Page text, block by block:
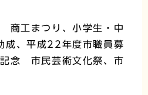
商工まつり、小学生・中
成、平成22年度市職員募
念 市民芸術文化祭、市